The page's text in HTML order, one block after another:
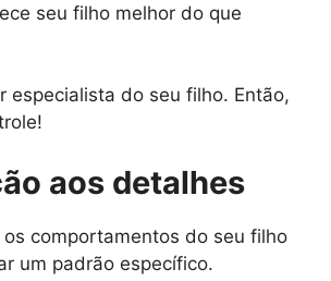
seu filho melhor do que
especialista do seu filho. Então,
aos detalhes
os comportamentos do seu filho
um padrão específico.